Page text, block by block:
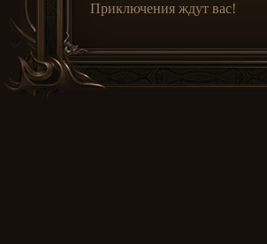
Приключения ждут вас!